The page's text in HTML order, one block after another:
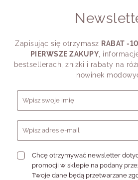
Zapisując się otrzymasz RABAT -
PIERWSZE ZAKUPY,
bestsellerach, zniżki i rabaty na
nowinek
Formularz zapisu do
Chcę otrzymywać newsletter
promocji w sklepie na podany
Twoje dane będą przetwarzane